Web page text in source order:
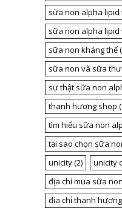
sữa non alpha lipid
sữa non alpha
sữa non kháng thể
sữa non và sữa
sự thật sữa non
thanh hương shop
tìm hiểu sữa non
tại sao chọn sữa
unicity(2) unicity
địa chỉ mua sữa
địa chỉ thanh